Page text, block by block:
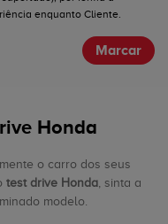
enquanto Cliente.
Marcar
Honda
o carro dos seus
test drive Honda, sinta a
modelo.